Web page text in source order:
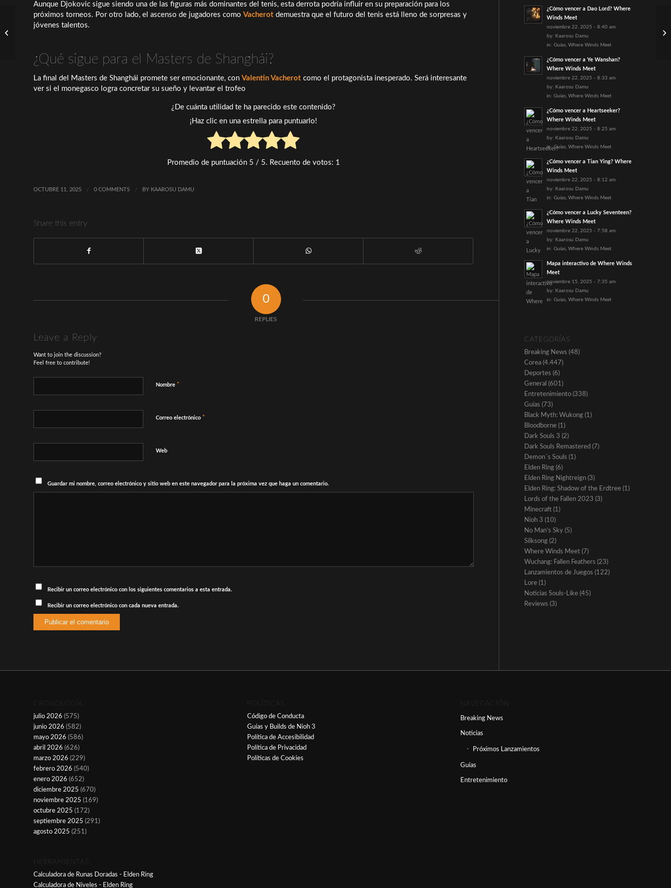
Aunque Djokovic sigue siendo una de las figuras más dominantes del tenis, esta derrota podría influir en su preparación para los
próximos torneos. Por otro lado, el ascenso de jugadores como Vacherot demuestra que el futuro del tenis está lleno de sorpresas y
jóvenes talentos.
¿Qué sigue para el Masters de Shanghái?
La final del Masters de Shanghái promete ser emocionante, con Valentin Vacherot como el protagonista inesperado. Será interesante
ver si el monegasco logra concretar su sueño y levantar el trofeo
¿De cuánta utilidad te ha parecido este contenido?
¡Haz clic en una estrella para puntuarlo!
Promedio de puntuación 5 / 5. Recuento de votos: 1
OCTUBRE 11, 2025 / 0 COMMENTS / BY KAAROSU DAMU
Share this entry
0
REPLIES
Leave a Reply
Want to join the discussion?
Feel free to contribute!
Nombre *
Correo electrónico *
Web
Guardar mi nombre, correo electrónico y sitio web en este navegador para la próxima vez que haga un comentario.
Recibir un correo electrónico con los siguientes comentarios a esta entrada.
Recibir un correo electrónico con cada nueva entrada.
¿Cómo vencer a Dao Lord? Where
Winds Meet
noviembre 22, 2025 - 8:40 am
by: Kaarosu Damu
in: Guías, Where Winds Meet
¿Cómo vencer a Ye Wanshan?
Where Winds Meet
noviembre 22, 2025 - 8:33 am
by: Kaarosu Damu
in: Guías, Where Winds Meet
¿Cómo vencer a Heartseeker?
Where Winds Meet
noviembre 22, 2025 - 8:25 am
by: Kaarosu Damu
in:Guías, Where Winds Meet
¿Cómo vencer a Tian Ying? Where
Winds Meet
noviembre 22, 2025 - 8:12 am
by: Kaarosu Damu
in: Guías, Where Winds Meet
¿Cómo vencer a Lucky Seventeen?
Where Winds Meet
noviembre 22, 2025 - 7:58 am
by: Kaarosu Damu
in: Guías, Where Winds Meet
Mapa interactivo de Where Winds
Meet
noviembre 15, 2025 - 7:35 am
by: Kaarosu Damu
in: Guías, Where Winds Meet
CATEGORÍAS
Breaking News (48)
Corea(4.447)
Deportes (6)
General (601)
Entretenimiento(338)
Guías (73)
Black Myth: Wukong(1)
Bloodborne(1)
Dark Souls 3 (2)
Dark Souls Remastered (7)
Demon´s Souls (1)
Elden Ring(6)
Elden Ring Nightreign(3)
Elden Ring: Shadow of the Erdtree(1)
Lords of the Fallen 2023 (3)
Minecraft(1)
Nioh 3 (10)
No Man’s Sky(5)
Silksong(2)
Where Winds Meet(7)
Wuchang: Fallen Feathers (23)
Lanzamientos de Juegos (122)
Lore(1)
Noticias Souls-Like(45)
Reviews (3)
CRONOLOGÍA
julio 2026 (575)
junio 2026 (582)
mayo 2026 (586)
abril 2026 (626)
marzo 2026 (229)
febrero 2026 (540)
enero 2026 (652)
diciembre 2025 (670)
noviembre 2025 (169)
octubre 2025 (172)
septiembre 2025 (291)
agosto 2025 (251)
HERRAMIENTAS
Calculadora de Runas Doradas - Elden Ring
Calculadora de Niveles - Elden Ring
POLÍTICAS
Código de Conducta
Guías y Builds de Nioh 3
Política de Accesibilidad
Política de Privacidad
Políticas de Cookies
NAVEGACIÓN
Breaking News
Noticias
Próximos Lanzamientos
Guías
Entretenimiento
Aryna Sabalenka Amplía
su Racha Ganadora en el